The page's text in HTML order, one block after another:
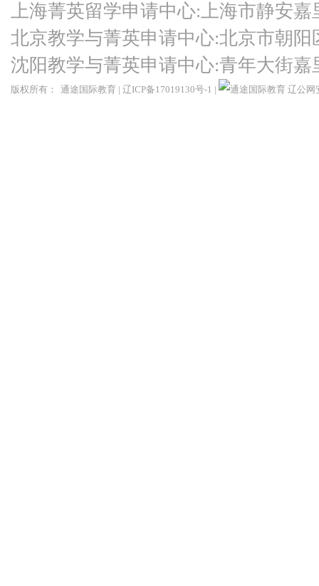
上海菁英留学申请中心:上海市静安嘉
北京教学与菁英申请中心:北京市朝
沈阳教学与菁英申请中心:青年大街
版权所有： 通途国际教育 | 辽ICP备17019130号-1 | 辽公网